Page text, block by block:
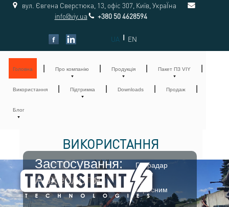
вул. Євгена Сверстюка, 13, офіс 307, Київ, УкраЇна
info@viy.ua
+380 50 4628594
UA | EN
Головна Про компанію Продукція Пакет ПЗ VIY
Використання Підтримка Downloads Продаж
Блог
ВИКОРИСТАННЯ
Застосування:
Археологія
Георадар
може
бути
корисним